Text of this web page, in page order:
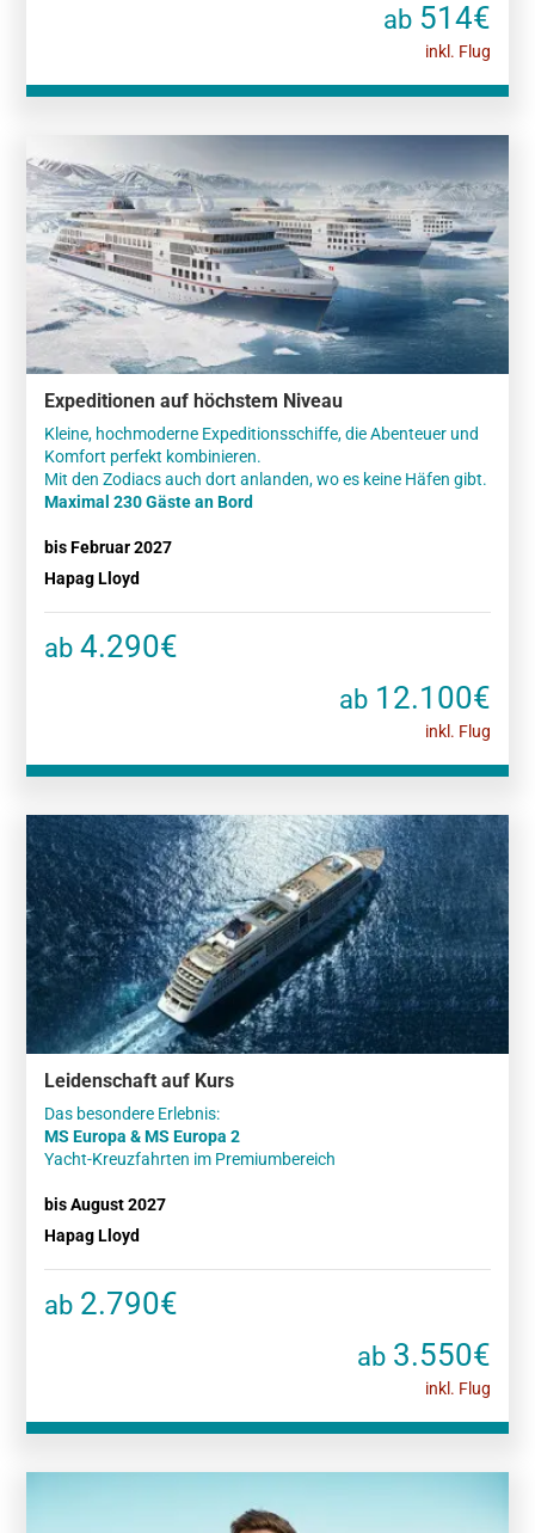
ab514€
inkl. Flug
Expeditionen auf höchstem Niveau
Kleine, hochmoderne Expeditionsschiffe, die Abenteuer und
Komfort perfekt kombinieren.
Maximal 230 Gäste an Bord
bis Februar 2027
Hapag Lloyd
ab 4.290€
ab12.100€
inkl. Flug
Leidenschaft auf Kurs
MS Europa & MS Europa 2
Yacht-Kreuzfahrten im Premiumbereich
bis August 2027
Hapag Lloyd
ab 2.790€
ab3.550€
inkl. Flug